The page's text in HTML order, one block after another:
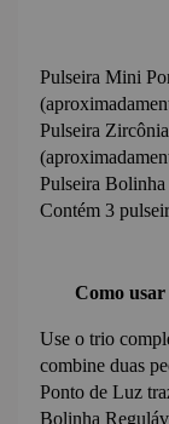
Pulseira Mini
Pulseira
Pulseira
Contém 3
Como
Use o trio
combine duas
Ponto de Luz
Bolinha